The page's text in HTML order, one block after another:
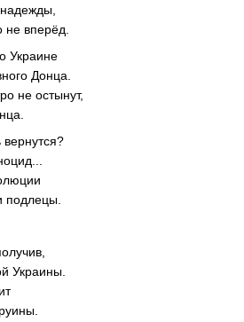
не вперёд.
Украине
Донца.
не остынут,
подлецы.
Украины.